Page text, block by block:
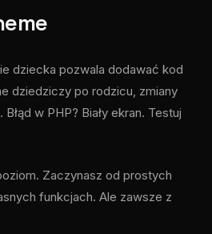
dziecka pozwala dodawać kod
dziedziczy po rodzicu, zmiany
w PHP? Biały ekran. Testuj
Zaczynasz od prostych
funkcjach. Ale zawsze z